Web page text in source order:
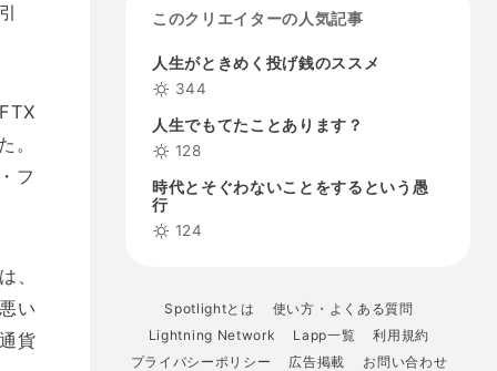
。
フ
、
い
貨
このクリエイターの人気記事
人生がときめく投げ銭のススメ
344
人生でもてたことあります？
128
時代とそぐわないことをするという愚
行
124
Spotlightとは
使い方・よくある質問
Lightning Network
Lapp一覧
利用規約
プライバシーポリシー
広告掲載
お問い合わせ